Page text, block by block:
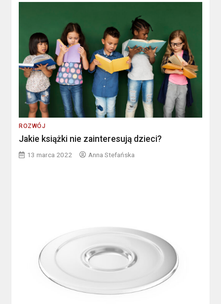
ROZWÓJ
Jakie książki nie zainteresują dzieci?
13 marca 2022 Anna Stefańska